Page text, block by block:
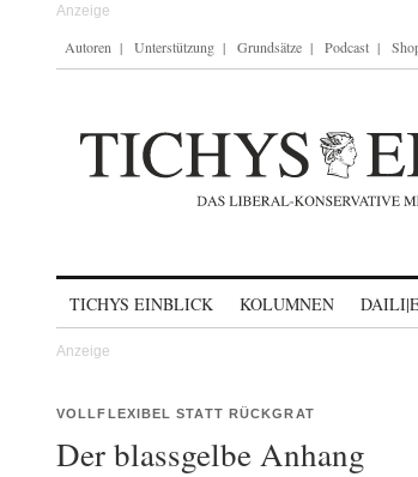
Autoren Unterstützung Grundsätze Podcast
TICHYS EINBLICK KOLUMNEN
VOLLFLEXIBEL STATT RÜCKGRAT
Der blassgelbe Anhang